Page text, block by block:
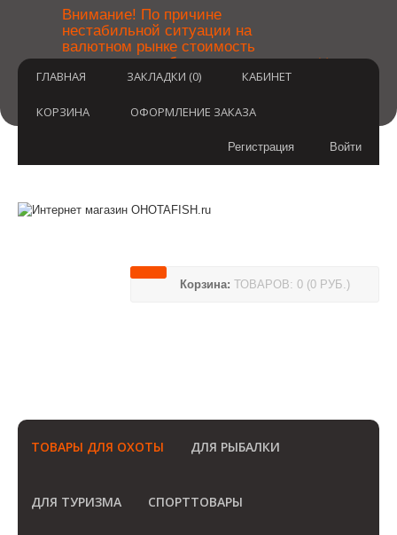
Внимание! По причине
нестабильной ситуации на
валютном рынке стоимость
товаров может быть уточнена
после оформления заказа.
неудобства.
×
ГЛАВНАЯ ЗАКЛАДКИ (0) КАБИНЕТ
КОРЗИНА ОФОРМЛЕНИЕ ЗАКАЗА
Войти
Регистрация
Корзина: ТОВАРОВ: 0 (0 РУБ.)
ТОВАРЫ ДЛЯ ОХОТЫ ДЛЯ РЫБАЛКИ
ДЛЯ ТУРИЗМА СПОРТТОВАРЫ